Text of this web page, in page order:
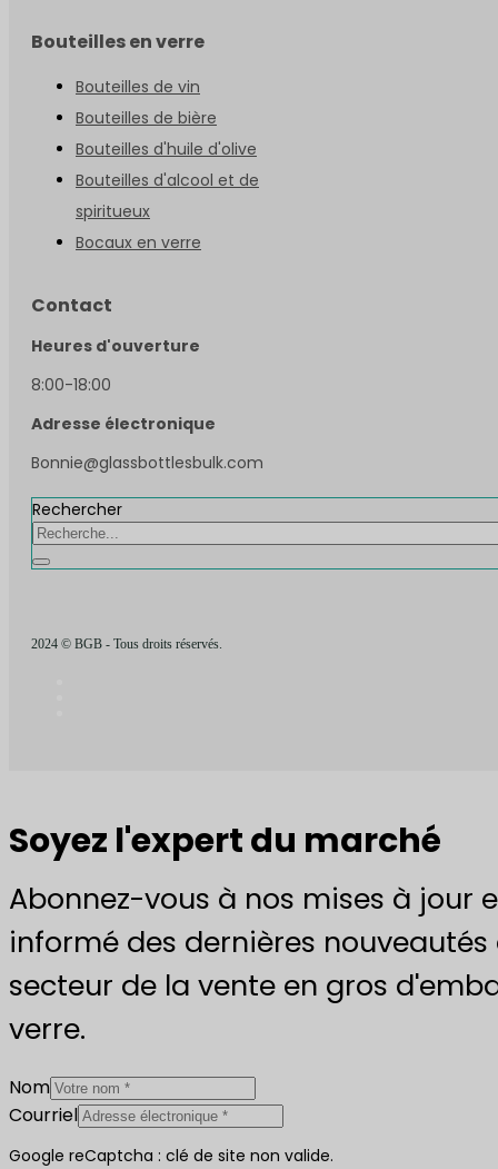
Bouteilles en verre
Bouteilles de vin
Bouteilles de bière
Bouteilles d'huile d'olive
Bouteilles d'alcool et de
spiritueux
Bocaux en verre
Contact
Heures d'ouverture
8:00-18:00
Adresse électronique
Bonnie@glassbottlesbulk.com
Rechercher
2024 © BGB - Tous droits réservés.
Soyez l'expert du marché
Abonnez-vous à nos mises à jour
informé des dernières nouveautés
secteur de la vente en gros
verre.
Nom
Courriel
Google reCaptcha : clé de site non valide.